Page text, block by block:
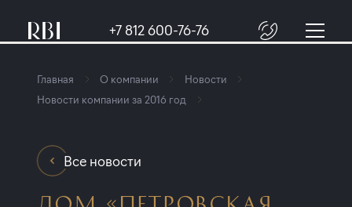
+7 812 600-76-76
Главная О компании
Новости
Новости компании за 2016 год
Все новости
ДОМ «ПЕТРОВСКАЯ